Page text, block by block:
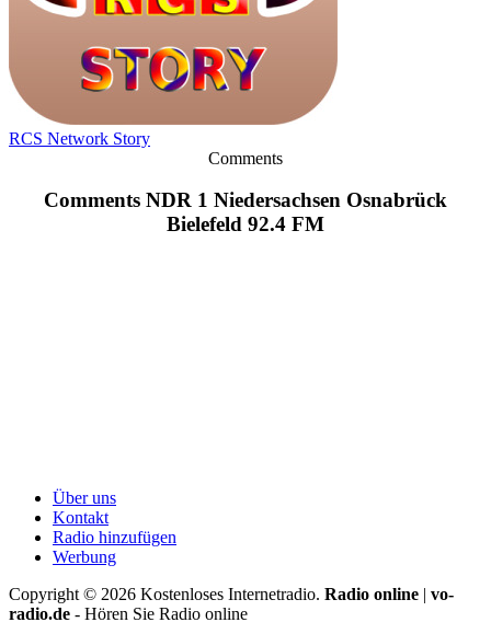
RCS Network Story
Comments
Comments NDR 1 Niedersachsen Osnabrück
Bielefeld 92.4 FM
Über uns
Kontakt
Radio hinzufügen
Werbung
Copyright © 2026 Kostenloses Internetradio. Radio online | vo-
radio.de - Hören Sie Radio online